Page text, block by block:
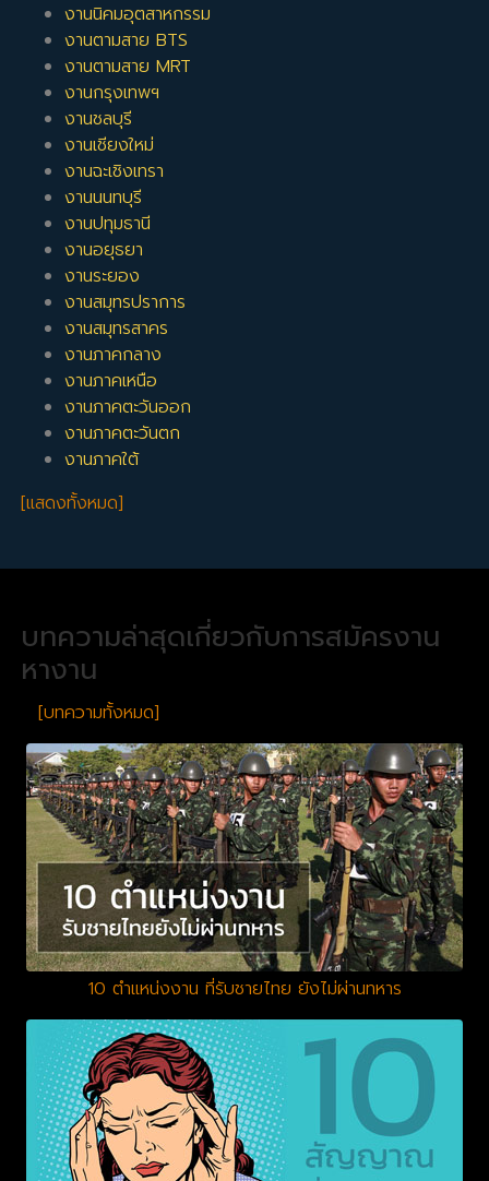
งานนิคมอุตสาหกรรม
งานตามสาย BTS
งานตามสาย MRT
งานกรุงเทพฯ
งานชลบุรี
งานเชียงใหม่
งานฉะเชิงเทรา
งานนนทบุรี
งานปทุมธานี
งานอยุธยา
งานระยอง
งานสมุทรปราการ
งานสมุทรสาคร
งานภาคกลาง
งานภาคเหนือ
งานภาคตะวันออก
งานภาคตะวันตก
งานภาคใต้
[แสดงทั้งหมด]
บทความล่าสุดเกี่ยวกับการสมัครงาน
หางาน
[บทความทั้งหมด]
10 ตำแหน่งงาน ที่รับชายไทย ยังไม่ผ่านทหาร